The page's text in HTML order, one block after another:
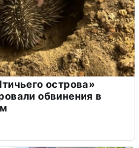
острова»
обвинения в